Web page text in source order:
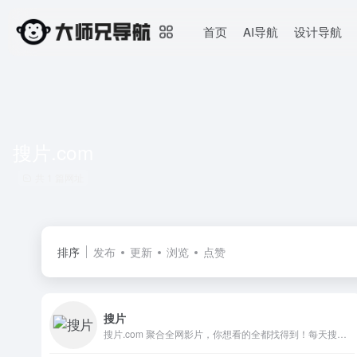
首页 AI导航 设计导航
排序 发布 更新 浏览 点赞
搜片